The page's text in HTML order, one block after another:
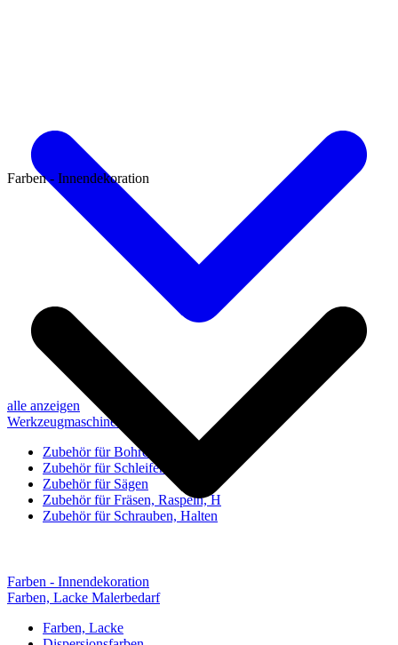
alle anzeigen
Werkzeugmaschinen-Zubehör
Zubehör für Bohren, Bohrhilfen
Zubehör für Schleifen, Poliere
Zubehör für Sägen
Zubehör für Fräsen, Raspeln, H
Zubehör für Schrauben, Halten
Farben - Innendekoration
Farben - Innendekoration
Farben, Lacke Malerbedarf
Farben, Lacke